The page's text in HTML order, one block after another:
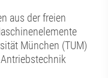
aus der freien
München (TUM)